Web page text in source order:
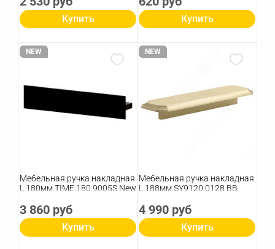
Купить Купить
NEW
Мебельная ручка накладная
L.180мм TIME.180.9005S New
3 860 руб
Купить
NEW
Мебельная ручка накладная
L.188мм SY9120 0128 BB
4 990 руб
Купить